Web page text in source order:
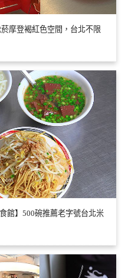
摩登褐紅色空間，台北不限
館】500碗推薦老字號台北米